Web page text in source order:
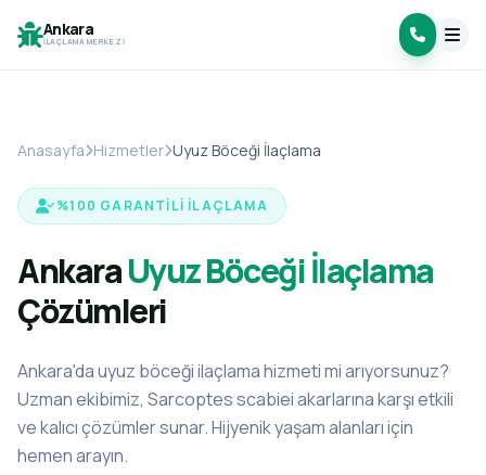
Ankara
İLAÇLAMA MERKEZI
Anasayfa Hizmetler Uyuz Böceği İlaçlama
%100 GARANTILI İLAÇLAMA
AnkaraUyuz Böceği İlaçlama
Çözümleri
Ankara'da uyuz böceği ilaçlama hizmeti mi arıyorsunuz?
Uzman ekibimiz, Sarcoptes scabiei akarlarına karşı etkili
ve kalıcı çözümler sunar. Hijyenik yaşam alanları için
hemen arayın.